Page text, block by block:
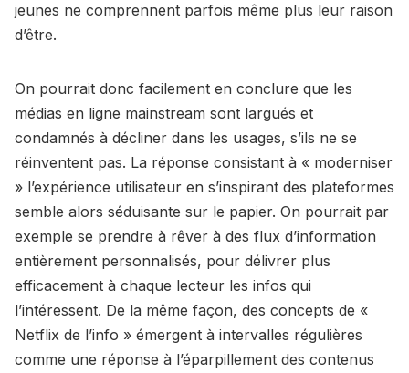
jeunes ne comprennent parfois même plus leur raison
d’être.
On pourrait donc facilement en conclure que les
médias en ligne mainstream sont largués et
condamnés à décliner dans les usages, s’ils ne se
réinventent pas. La réponse consistant à « moderniser
» l’expérience utilisateur en s’inspirant des plateformes
semble alors séduisante sur le papier. On pourrait par
exemple se prendre à rêver à des flux d’information
entièrement personnalisés, pour délivrer plus
efficacement à chaque lecteur les infos qui
l’intéressent. De la même façon, des concepts de «
Netflix de l’info » émergent à intervalles régulières
comme une réponse à l’éparpillement des contenus